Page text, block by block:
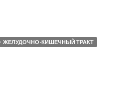
ЖЕЛУДОЧНО-КИШЕЧНЫЙ ТРАКТ